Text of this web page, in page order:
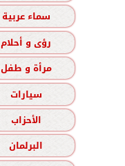
سماء عربية
رؤى و أحلام
مرأة و طفل
سيارات
الأحزاب
البرلمان